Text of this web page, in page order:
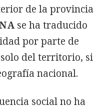
de la provincia
se ha traducido
por parte de
del territorio, si
nacional.
social no ha